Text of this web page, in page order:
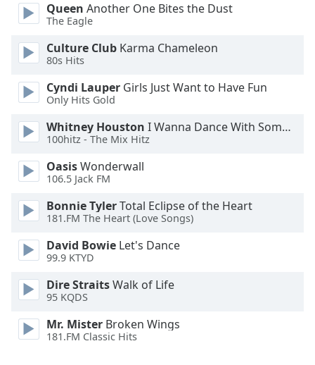
Queen Another One Bites the Dust
The Eagle
Culture Club Karma Chameleon
80s Hits
Cyndi Lauper Girls Just Want to Have Fun
Only Hits Gold
Whitney Houston I Wanna Dance With Somebody
100hitz - The Mix Hitz
OasisWonderwall
106.5 Jack FM
Bonnie TylerTotal Eclipse of the Heart
181.FM The Heart (Love Songs)
David Bowie Let's Dance
99.9 KTYD
Dire StraitsWalk of Life
95 KQDS
Mr. Mister Broken Wings
181.FM Classic Hits